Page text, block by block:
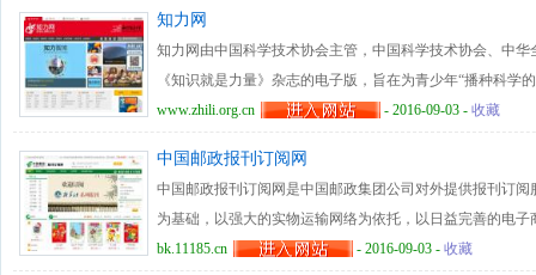
工商企业的决策者、管理者、经营者以及广大消费者，致
介。
知力网
知力网由中国科学技术协会主管，中国科学技术协会、中
《知识就是力量》杂志的电子版，旨在为青少年“播种科学
建知识圈，筑力量源。 知力网以特别策划、知力百科、科
务于青少年的生活；以心理信箱，筑梦青春等栏目，服务
www.zhili.org.cn - 2016-09-03 - 收藏
中国邮政报刊订阅网
中国邮政报刊订阅网是中国邮政集团公司对外提供报刊订
为基础，以强大的实物运输网络为依托，以日益完善的电
信息，最便捷的报刊订阅和最可靠的报刊投递服务。 中国
bk.11185.cn - 2016-09-03 - 收藏